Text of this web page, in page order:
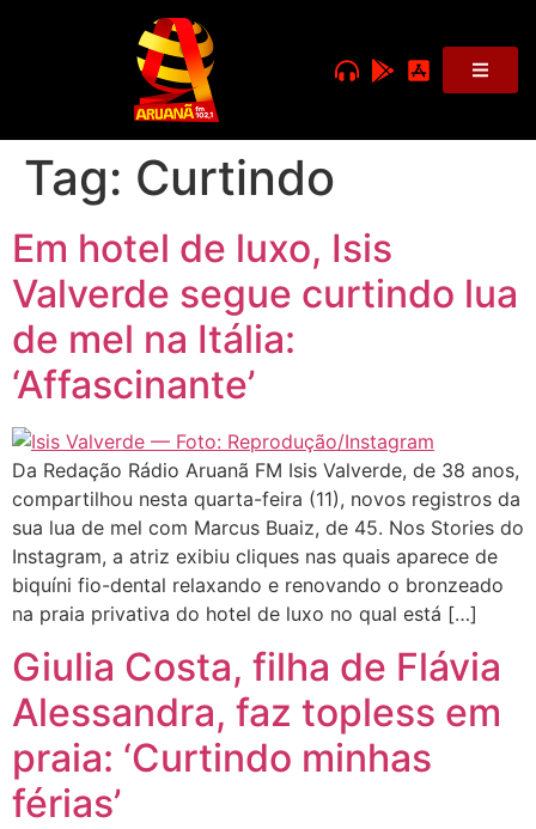
Tag: Curtindo
Em hotel de luxo, Isis
Valverde segue curtindo lua
de mel na Itália:
‘Affascinante’
Da Redação Rádio Aruanã FM Isis Valverde, de 38 anos,
compartilhou nesta quarta-feira (11), novos registros da
sua lua de mel com Marcus Buaiz, de 45. Nos Stories do
Instagram, a atriz exibiu cliques nas quais aparece de
biquíni fio-dental relaxando e renovando o bronzeado
na praia privativa do hotel de luxo no qual está […]
Giulia Costa, filha de Flávia
Alessandra, faz topless em
praia: ‘Curtindo minhas
férias’